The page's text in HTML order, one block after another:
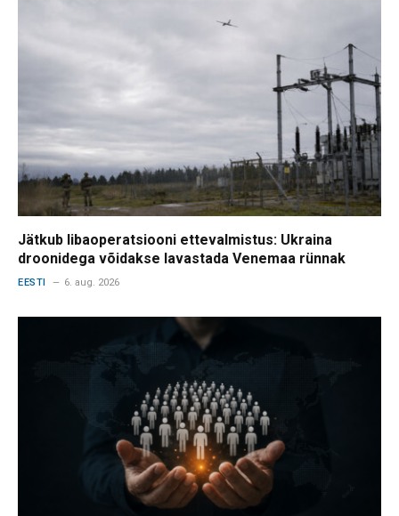
Jätkub libaoperatsiooni ettevalmistus: Ukraina
droonidega võidakse lavastada Venemaa rünnak
EESTI 6. aug. 2026